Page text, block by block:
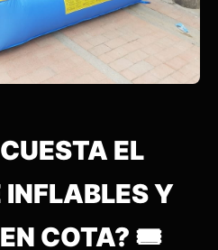
EL
INFLABLES Y
COTA? 🎟️